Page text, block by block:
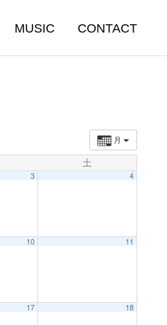
MUSIC CONTACT
月
土
3 4
10 11
17 18